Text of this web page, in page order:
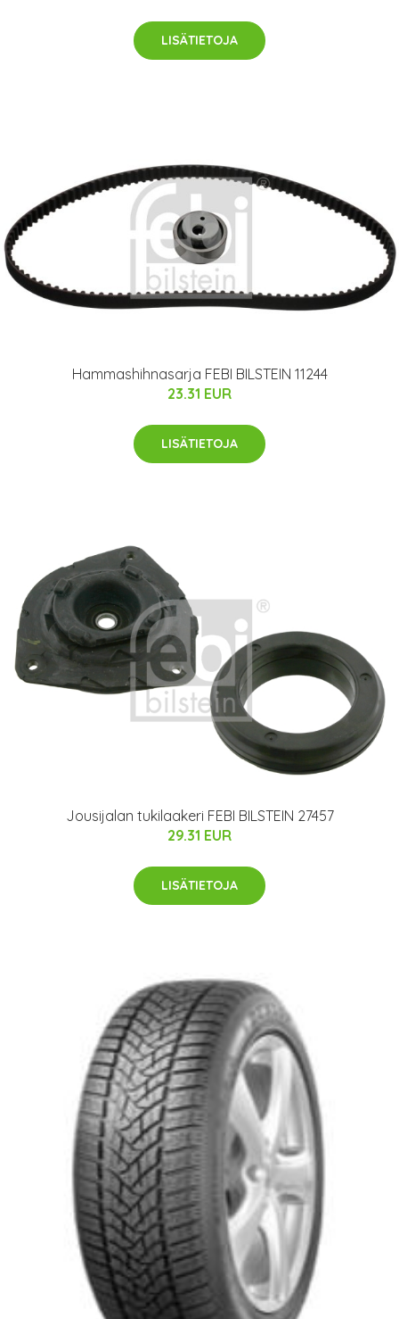
LISÄTIETOJA
Hammashihnasarja FEBI BILSTEIN 11244
23.31 EUR
LISÄTIETOJA
Jousijalan tukilaakeri FEBI BILSTEIN 27457
29.31 EUR
LISÄTIETOJA